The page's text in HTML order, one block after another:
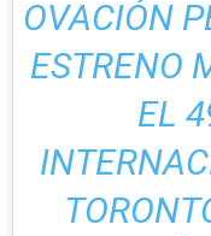
OVACIÓN
ESTRENO
EL